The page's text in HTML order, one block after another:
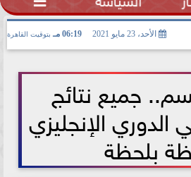
الأحد، 23 مايو 2021 06:19 مـ بتوقيت القاهرة
جميع نتائج
الدوري الإنجليزي
بلحظة